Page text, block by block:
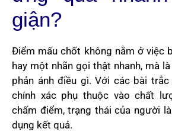
giận?
Điểm mấu chốt không nằm ở việc
hay một nhãn gọi thật nhanh, mà
phản ánh điều gì. Với các bài trắc
chính xác phụ thuộc vào chất
chấm điểm, trạng thái của người
dụng kết quả.